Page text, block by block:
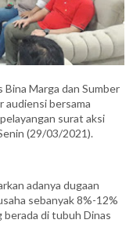
Bina Marga dan Sumber
audiensi bersama
surat aksi
(29/03/2021).
adanya dugaan
sebanyak 8%-12%
di tubuh Dinas